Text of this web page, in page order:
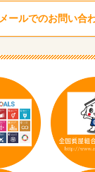
メールでのお問い合